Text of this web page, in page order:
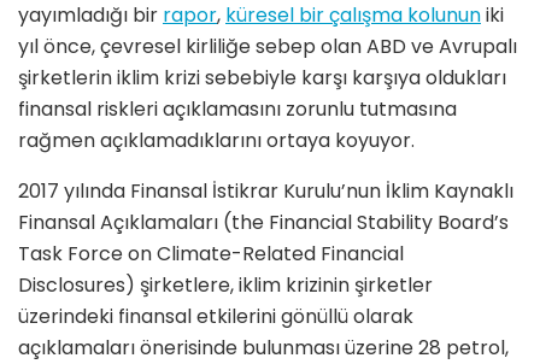
yayımladığı bir rapor, küresel bir çalışma kolununiki
yıl önce, çevresel kirliliğe sebep olan ABD ve Avrupalı
şirketlerin iklim krizi sebebiyle karşı karşıya oldukları
finansal riskleri açıklamasını zorunlu tutmasına
rağmen açıklamadıklarını ortaya koyuyor.
2017 yılında Finansal İstikrar Kurulu’nun İklim Kaynaklı
Finansal Açıklamaları (the Financial Stability Board’s
Task Force on Climate-Related Financial
Disclosures) şirketlere, iklim krizinin şirketler
üzerindeki finansal etkilerini gönüllü olarak
açıklamaları önerisinde bulunması üzerine 28 petrol,